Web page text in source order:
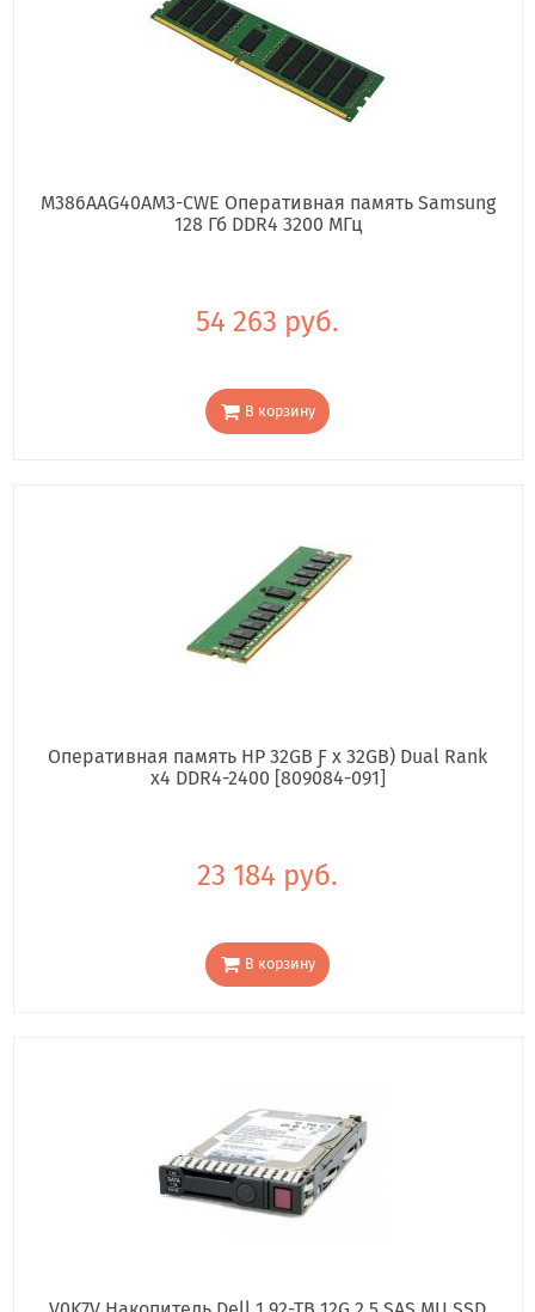
M386AAG40AM3-CWE Оперативная память Samsung
128 Гб DDR4 3200 МГц
54 263 руб.
В корзину
Оперативная память HP 32GB Ƒ x 32GB) Dual Rank
x4 DDR4-2400 [809084-091]
23 184 руб.
В корзину